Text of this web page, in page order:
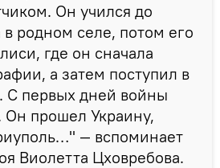
Он учился до
в родном селе, потом его
где он сначала
а затем поступил в
С первых дней войны
Он прошел Украину,
— вспоминает
Виолетта Цховребова.